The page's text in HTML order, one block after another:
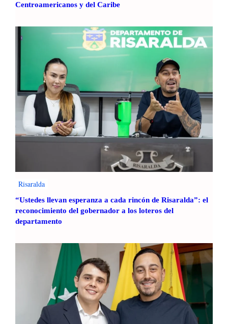
Centroamericanos y del Caribe
Risaralda
“Ustedes llevan esperanza a cada rincón de Risaralda”: el
reconocimiento del gobernador a los loteros del
departamento